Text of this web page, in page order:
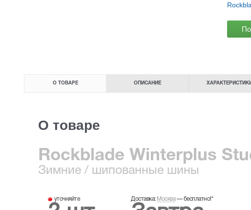
О ТОВАРЕ ОПИСАНИЕ ХАРАКТЕРИСТИКИ
О товаре
Rockblade Winterplus
Зимние / шипованные шины
уточняйте Доставка: Москва—бесплатно!*